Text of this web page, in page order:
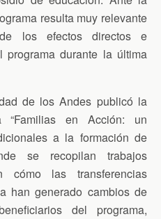
resulta muy relevante
los efectos directos e
durante la última
de los Andes publicó la
en Acción: un
a la formación de
se recopilan trabajos
cómo las transferencias
han generado cambios de
del programa,